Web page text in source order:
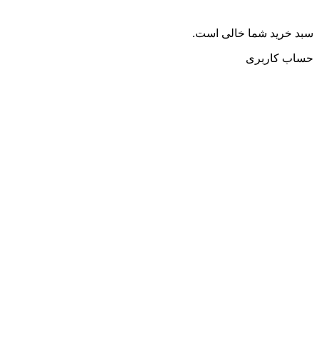
سبد خرید شما خالی است.
حساب کاربری